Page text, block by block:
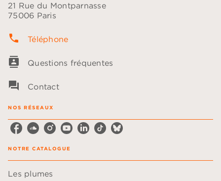
21 Rue du Montparnasse
75006 Paris
phone Téléphone
contacts Questions fréquentes
question_answer Contact
NOS RÉSEAUX
NOTRE CATALOGUE
Les plumes